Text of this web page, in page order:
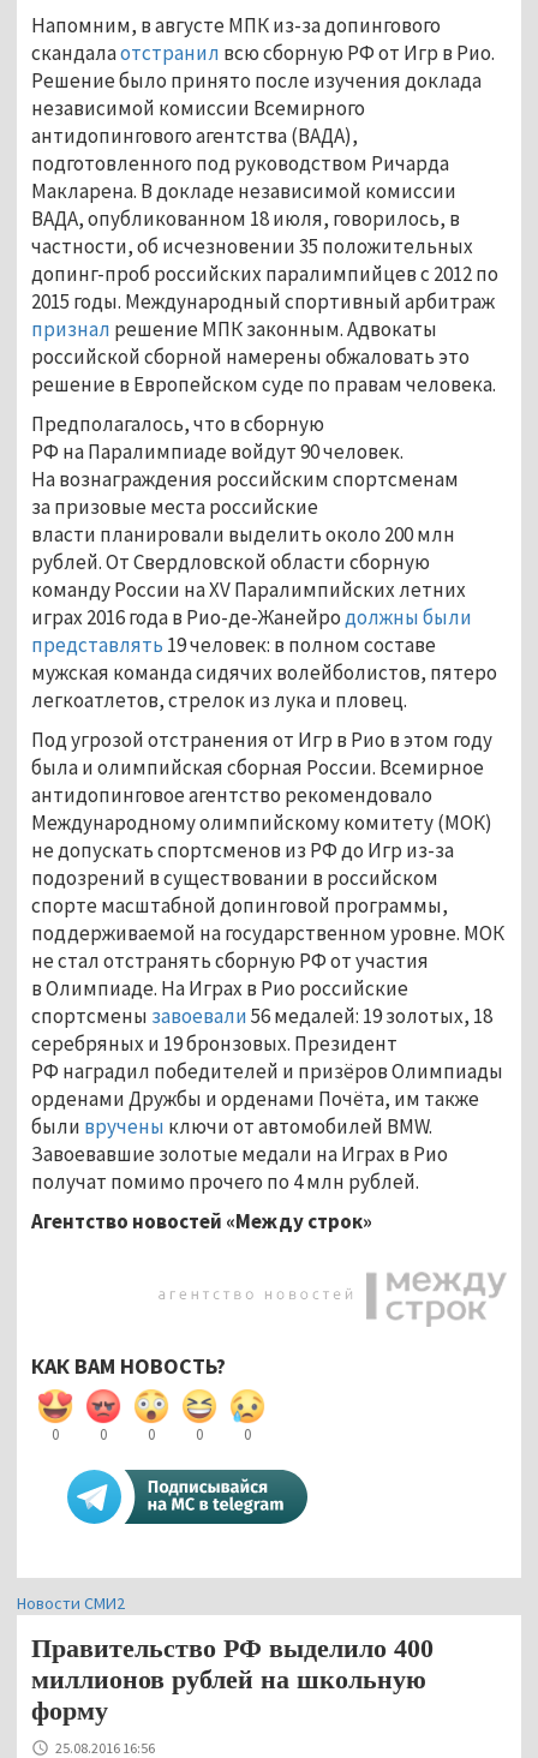
Напомним, в августе МПК из-за допингового
скандалаотстранил всю сборную РФ от Игр в Рио.
Решение было принято после изучения доклада
независимой комиссии Всемирного
антидопингового агентства (ВАДА),
подготовленного под руководством Ричарда
Макларена. В докладе независимой комиссии
ВАДА, опубликованном 18 июля, говорилось, в
частности, об исчезновении 35 положительных
допинг-проб российских паралимпийцев с 2012 по
2015 годы. Международный спортивный арбитраж
признал решение МПК законным. Адвокаты
российской сборной намерены обжаловать это
решение в Европейском суде по правам человека.
Предполагалось, что в сборную
РФ на Паралимпиаде войдут 90 человек.
На вознаграждения российским спортсменам
за призовые места российские
власти планировали выделить около 200 млн
рублей. От Свердловской области сборную
команду России на XV Паралимпийских летних
играх 2016 года в Рио-де-Жанейродолжны были
представлять 19 человек: в полном составе
мужская команда сидячих волейболистов, пятеро
легкоатлетов, стрелок из лука и пловец.
Под угрозой отстранения от Игр в Рио в этом году
была и олимпийская сборная России. Всемирное
антидопинговое агентство рекомендовало
Международному олимпийскому комитету (МОК)
не допускать спортсменов из РФ до Игр из-за
подозрений в существовании в российском
спорте масштабной допинговой программы,
поддерживаемой на государственном уровне. МОК
не стал отстранять сборную РФ от участия
в Олимпиаде. На Играх в Рио российские
спортсмены завоевали56 медалей: 19 золотых, 18
серебряных и 19 бронзовых. Президент
РФ наградил победителей и призёров Олимпиады
орденами Дружбы и орденами Почёта, им также
были вручены ключи от автомобилей BMW.
Завоевавшие золотые медали на Играх в Рио
получат помимо прочего по 4 млн рублей.
Агентство новостей «Между строк»
КАК ВАМ НОВОСТЬ?
0 0 0 0 0
Новости СМИ2
Правительство РФ выделило 400
миллионов рублей на школьную
форму
25.08.2016 16:56